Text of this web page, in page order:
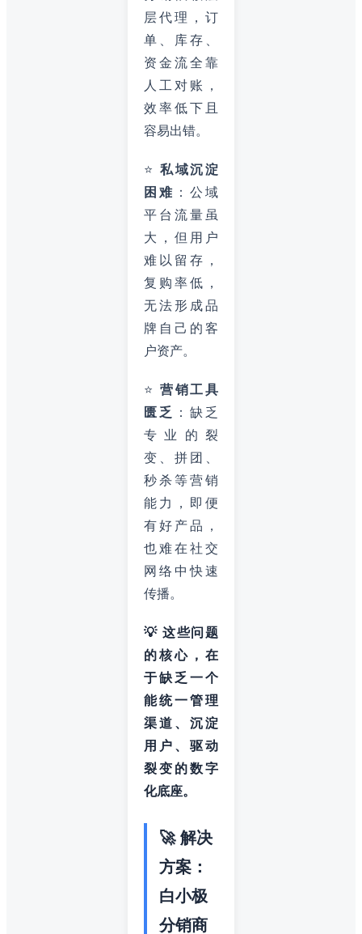
层代理，订
单、库存、
资金流全靠
人工对账，
效率低下且
容易出错。
⭐私域沉淀
困难 ：公域
平台流量虽
大，但用户
难以留存，
复购率低，
无法形成品
牌自己的客
户资产。
⭐营销工具
匮乏
：缺乏
专业的裂
变、拼团、
秒杀等营销
能力，即便
有好产品，
也难在社交
网络中快速
传播。
💡 这些问题
的核心，在
于缺乏一个
能统一管理
渠道、沉淀
用户、驱动
裂变的数字
化底座。
🚀 解决
方案：
白小极
分销商